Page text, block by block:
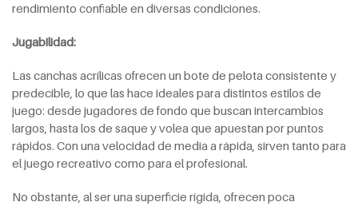
rendimiento confiable en diversas condiciones.
Jugabilidad:
Las canchas acrílicas ofrecen un bote de pelota consistente y
predecible, lo que las hace ideales para distintos estilos de
juego: desde jugadores de fondo que buscan intercambios
largos, hasta los de saque y volea que apuestan por puntos
rápidos. Con una velocidad de media a rápida, sirven tanto para
el juego recreativo como para el profesional.
No obstante, al ser una superficie rígida, ofrecen poca